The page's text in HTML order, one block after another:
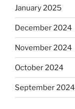
January 2025
December 2024
November 2024
October 2024
September 2024